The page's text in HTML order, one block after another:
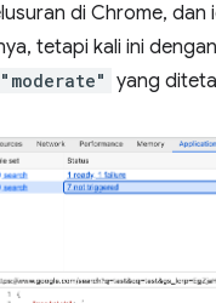
di Chrome, dan
tetapi kali ini
yang